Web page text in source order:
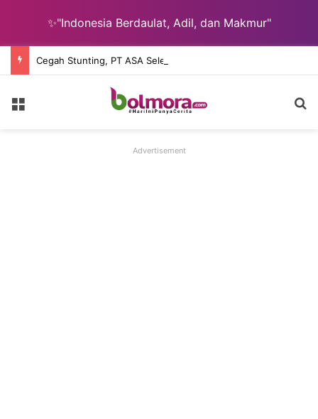
✨"Indonesia Berdaulat, Adil, dan Makmur"
Advertisement